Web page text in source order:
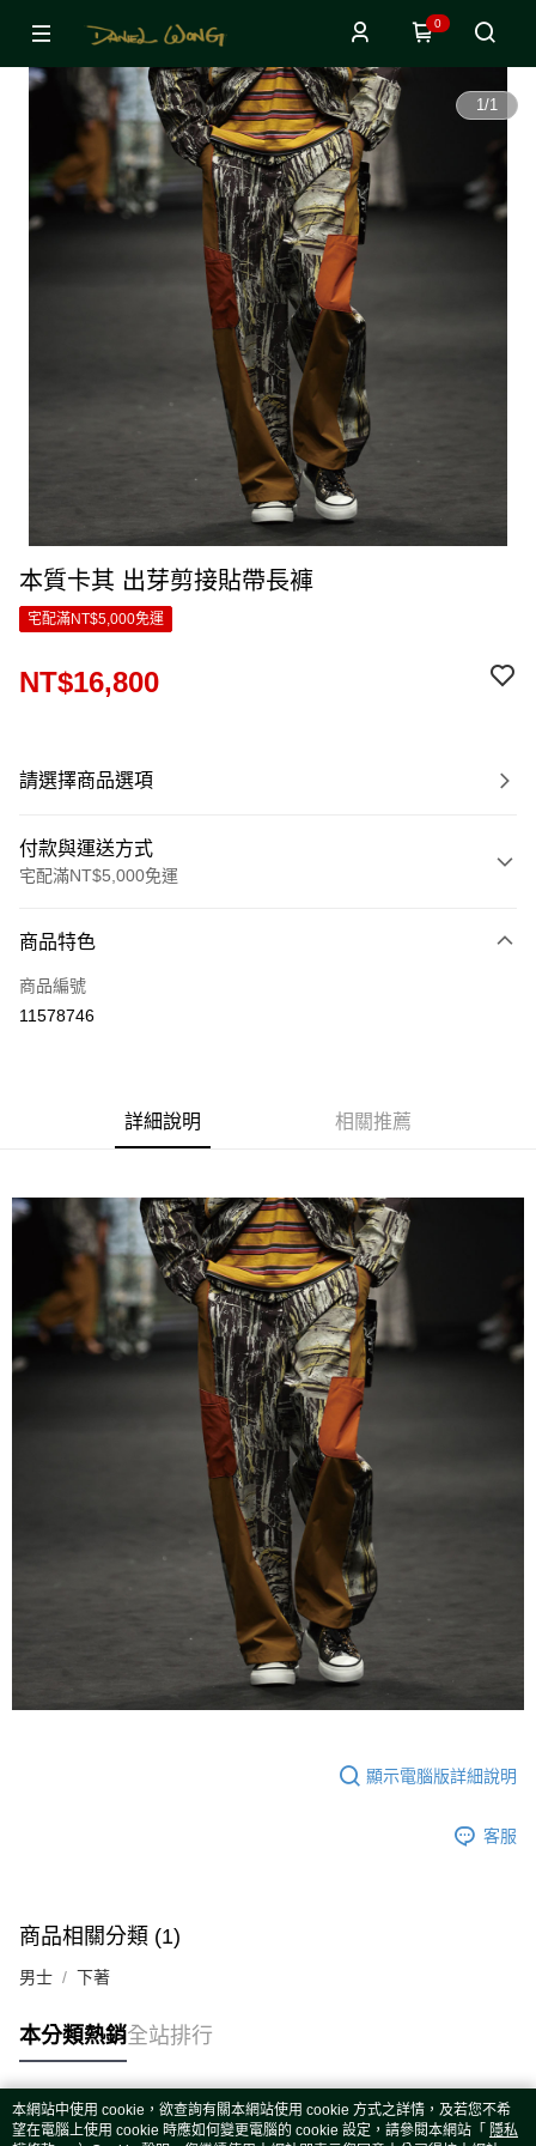
0
1/1
本質卡其 出芽剪接貼帶長褲
宅配滿NT$5,000免運
NT$16,800
請選擇商品選項
付款與運送方式
宅配滿NT$5,000免運
信用卡一次付款
LINE Pay
每筆NT$80，滿NT$5,000(含以上)免運費
宅配(外島)
每筆NT$120，滿NT$5,000(含以上)免運費
商品特色
商品編號
11578746
詳細說明 相關推薦
顯示電腦版詳細說明
客服
商品相關分類 (1)
男士 下著
本分類熱銷全站排行
熱門標籤
本網站中使用 cookie，欲查詢有關本網站使用 cookie 方式之詳情，及若您不希
望在電腦上使用 cookie 時應如何變更電腦的 cookie 設定，請參閱本網站「 隱私